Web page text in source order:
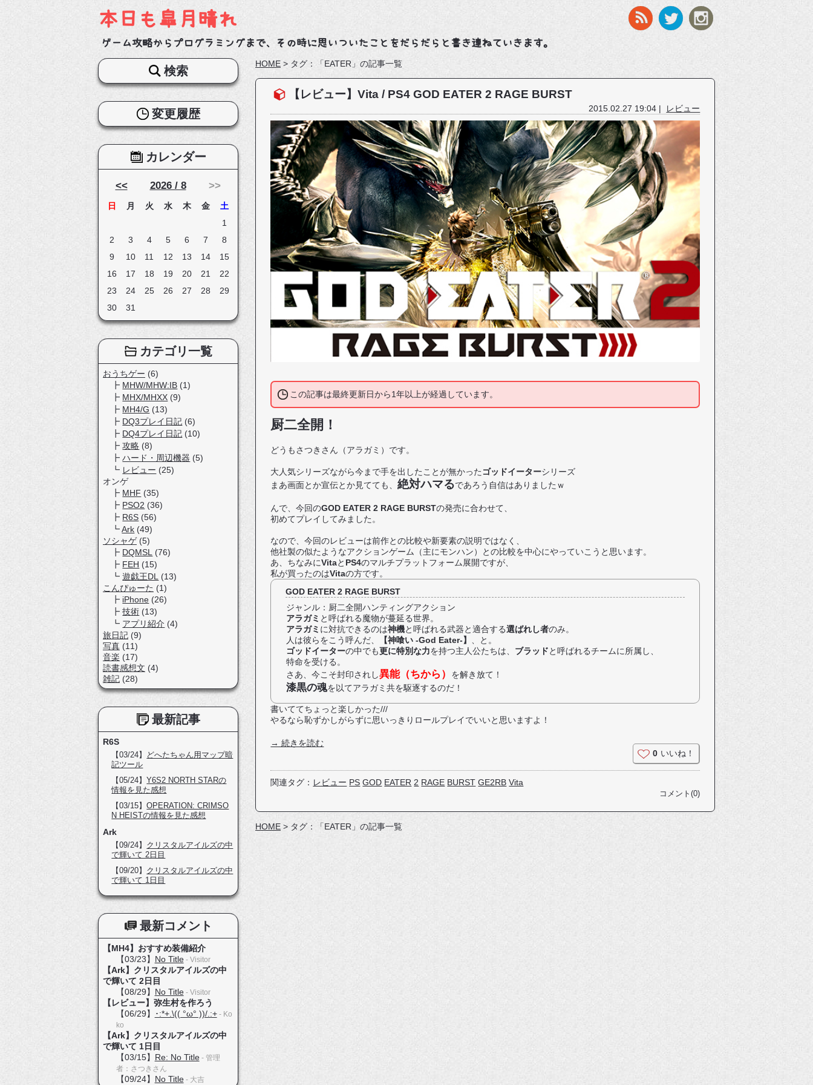
本日も皐月晴れ
ゲーム攻略からプログラミングまで、その時に思いついたことをだらだらと書き連ねていきます。
HOME > タグ：「EATER」の記事一覧
【レビュー】Vita / PS4 GOD EATER 2 RAGE BURST
2015.02.27 19:04 | レビュー
この記事は最終更新日から1年以上が経過しています。
厨二全開！
どうもさつきさん（アラガミ）です。
大人気シリーズながら今まで手を出したことが無かったゴッドイーターシリーズ
まあ画面とか宣伝とか見てても、絶対ハマるであろう自信はありましたｗ
んで、今回のGOD EATER 2 RAGE BURSTの発売に合わせて、
初めてプレイしてみました。
なので、今回のレビューは前作との比較や新要素の説明ではなく、
他社製の似たようなアクションゲーム（主にモンハン）との比較を中心にやっていこうと思います。
あ、ちなみにVitaと PS4のマルチプラットフォーム展開ですが、
私が買ったのはVitaの方です。
GOD EATER 2 RAGE BURST
ジャンル：厨二全開ハンティングアクション
アラガミ と呼ばれる魔物が蔓延る世界。
アラガミ に対抗できるのは神機と呼ばれる武器と適合する選ばれし者のみ。
人は彼らをこう呼んだ、
【神喰い -God Eater-】 、と。
ゴッドイーターの中でも更に特別な力を持つ主人公たちは、 ブラッドと呼ばれるチームに所属し、
特命を受ける。
さあ、今こそ封印されし異能（ちから） を解き放て！
漆黒の魂を以てアラガミ共を駆逐するのだ！
書いててちょっと楽しかった///
やるなら恥ずかしがらずに思いっきりロールプレイでいいと思いますよ！
→ 続きを読む
0 いいね！
関連タグ： レビュー PS GOD EATER 2 RAGE BURST GE2RB Vita
コメント(0)
HOME > タグ：「EATER」の記事一覧
検索
変更履歴
カレンダー
<< 2026 / 8 >>
日 月 火 水 木 金
土
1
2
3 4 5 6 7
8
9
10 11 12 13 14
15
16
17 18 19 20 21
22
23
24 25 26 27 28
29
30
31
カテゴリ一覧
おうちゲー (6)
MHW/MHW:IB (1)
MHX/MHXX (9)
MH4/G (13)
DQ3プレイ日記 (6)
DQ4プレイ日記 (10)
攻略 (8)
ハード・周辺機器 (5)
レビュー (25)
オンゲ
MHF (35)
PSO2 (36)
R6S (56)
Ark (49)
ソシャゲ(5)
DQMSL
(76)
FEH (15)
遊戯王DL
(13)
こんぴゅーた (1)
iPhone (26)
技術 (13)
アプリ紹介 (4)
旅日記 (9)
写真 (11)
音楽 (17)
読書感想文 (4)
雑記 (28)
最新記事
R6S
【03/24】
どへたちゃん用マップ暗
記ツール
【05/24】Y6S2 NORTH STARの
情報を見た感想
【03/15】OPERATION: CRIMSO
N HEISTの情報を見た感想
Ark
【09/24】 クリスタルアイルズの中
で輝いて 2日目
【09/20】 クリスタルアイルズの中
で輝いて 1日目
最新コメント
【MH4】おすすめ装備紹介
【03/23】 No Title- Visitor
【Ark】クリスタルアイルズの中
で輝いて 2日目
【08/29】 No Title- Visitor
【レビュー】弥生村を作ろう
【06/29】
･:*+.\(( °ω° ))/.:+- Ko
ko
【Ark】クリスタルアイルズの中
で輝いて 1日目
【03/15】 Re: No Title- 管理
者：さつきさん
【09/24】 No Title- 大吉